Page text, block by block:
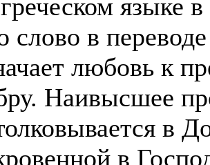
языке
слово в
любовь к
Наивысшее
в
в